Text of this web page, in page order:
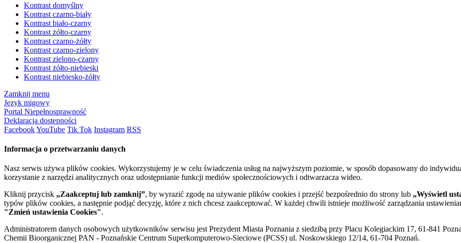
Kontrast domyślny
Kontrast czarno-biały
Kontrast biało-czarny
Kontrast żółto-czarny
Kontrast czarno-żółty
Kontrast czarno-zielony
Kontrast zielono-czarny
Kontrast żółto-niebieski
Kontrast niebiesko-żółty
Zamknij menu
Język migowy
Portal Niepełnosprawność
Deklaracja dostępności
FacebookYouTube Tik Tok Instagram RSS
Informacja o przetwarzaniu danych
Nasz serwis używa plików cookies. Wykorzystujemy je w celu świadczenia usług na najwyższym poziomie, w sposób dopasowany do
korzystanie z narzędzi analitycznych oraz udostępnianie funkcji mediów społecznościowych i odtwarzacza wideo.
Kliknij przycisk „Zaakceptuj lub zamknij”, by wyrazić zgodę na używanie plików cookies i przejść bezpośrednio do strony lub „Wyświetl
typów plików cookies, a następnie podjąć decyzję, które z nich chcesz zaakceptować. W każdej chwili istnieje możliwość zarządzania
"Zmień ustawienia Cookies".
Administratorem danych osobowych użytkowników serwisu jest Prezydent Miasta Poznania z siedzibą przy Placu Kolegiackim 17, 61-841
Chemii Bioorganicznej PAN - Poznańskie Centrum Superkomputerowo-Sieciowe (PCSS) ul. Noskowskiego 12/14, 61-704 Poznań.